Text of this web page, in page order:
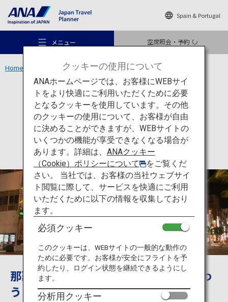
Spain & Portugal
メニュー 空席照会・予約
おすすめの旅
旅のアイデア
行き先
旅のお役立ち情報
ANA サービス
Home 沖縄エリア 那覇市国際通り
買い物 沖縄
那覇市国際通り
那覇市中心部にある商店街の魅力を味わ
う
クッキーの使用について
ANAホームページでは、お客様にWEBサイ
トをより快適にご利用いただくために必要
となるクッキーを使用しています。その他
のクッキーの使用について、お客様が自由
に決めることができますが、WEBサイトの
いくつかの機能が享受できなくなる場合が
あります。詳細は、 ANAクッキー
（Cookie）ポリシーについて
をご覧くだ
さい。 当社では、お客様の当社ウェブサイ
ト閲覧に際して、サービスを快適にご利用
いただくために以下の情報を収集しており
ます。
必須クッキー
このクッキーは、WEBサイトの一般的な動作の
ために必要です。お客様が安全にフライトを予
約したり、ログイン状態を継続できるようにし
ます。
分析用クッキー